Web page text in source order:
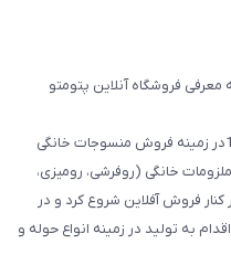
فروشگاه آنلاین پتومتو
فروشگاه پتومتو فعالیت خود را از سال 1393در زمینه فروش منسوجات خانگی
خانگی (روفرشی، رومیزی،
فروش آفلاین شروع کرد و در
به تولید در زمینه انواع حوله و